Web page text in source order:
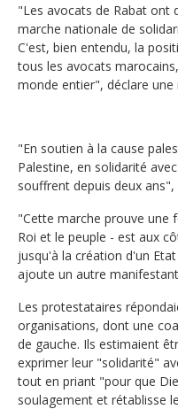
"Les avocats de Rabat ont
marche nationale de
C'est, bien entendu, la
tous les avocats
monde entier", déclare une
"En soutien à la cause
Palestine, en solidarité
souffrent depuis deux ans",
"Cette marche prouve une
Roi et le peuple - est aux
jusqu'à la création d'un
ajoute un autre
Les protestataires
organisations, dont une
de gauche. Ils estimaient
exprimer leur "solidarité"
tout en priant "pour que
soulagement et rétablisse